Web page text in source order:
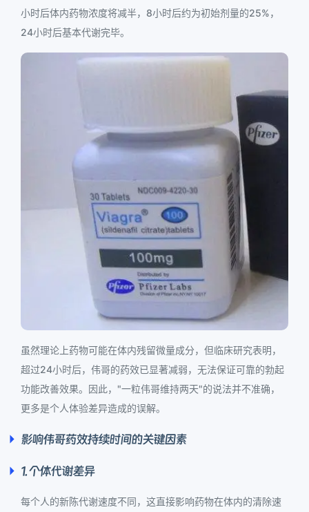
小时后体内药物浓度将减半，8小时后约为初始剂量的25%，
24小时后基本代谢完毕。
虽然理论上药物可能在体内残留微量成分，但临床研究表明，
超过24小时后，伟哥的药效已显著减弱，无法保证可靠的勃起
功能改善效果。因此，"一粒伟哥维持两天"的说法并不准确，
更多是个人体验差异造成的误解。
影响伟哥药效持续时间的关键因素
1. 个体代谢差异
每个人的新陈代谢速度不同，这直接影响药物在体内的清除速